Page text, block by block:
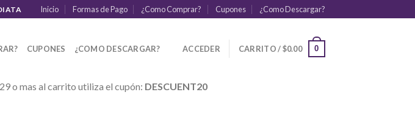
Inicio Formas de Pago ¿Como Comprar? Cupones ¿Como Descargar?
CUPONES ¿COMO DESCARGAR? ACCEDER CARRITO /$0.00 0
o mas al carrito utiliza el cupón: DESCUENT20